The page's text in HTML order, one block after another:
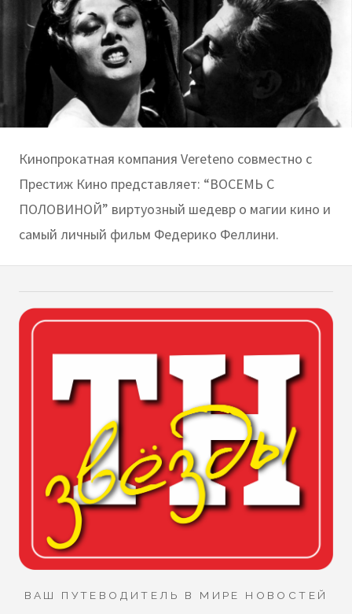
Кинопрокатная компания Vereteno совместно с
Престиж Кино представляет: “ВОСЕМЬ С
ПОЛОВИНОЙ” виртуозный шедевр о магии кино и
самый личный фильм Федерико Феллини.
ВАШ ПУТЕВОДИТЕЛЬ В МИРЕ НОВОСТЕЙ